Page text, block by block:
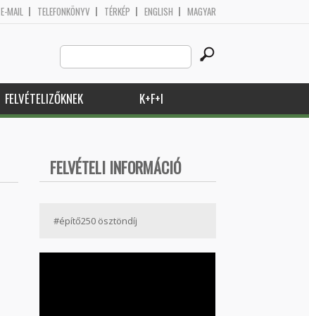
E-MAIL TELEFONKÖNYV TÉRKÉP ENGLISH MAGYAR
Search
this
site
FELVÉTELIZŐKNEK K+F+I
FELVÉTELI INFORMÁCIÓ
#építő250 ösztöndíj